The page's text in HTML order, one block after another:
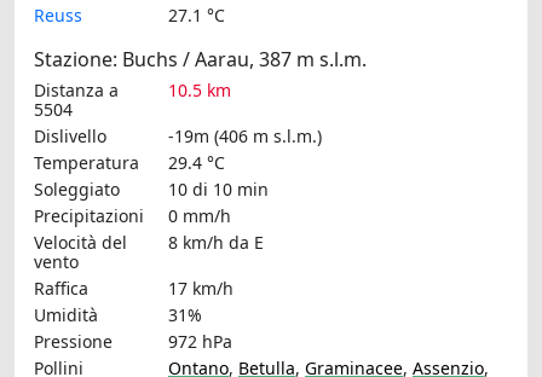
Reuss 27.1 °C
Stazione: Buchs / Aarau, 387 m s.l.m.
Distanza a
5504
10.5 km
Dislivello
-19m (406 m s.l.m.)
Temperatura
29.4 °C
Soleggiato
10 di 10 min
Precipitazioni
0 mm/h
Velocità del
vento
8 km/h da E
Raffica
17 km/h
Umidità
31%
Pressione
972 hPa
Pollini
Ontano, Betulla, Graminacee, Assenzio,